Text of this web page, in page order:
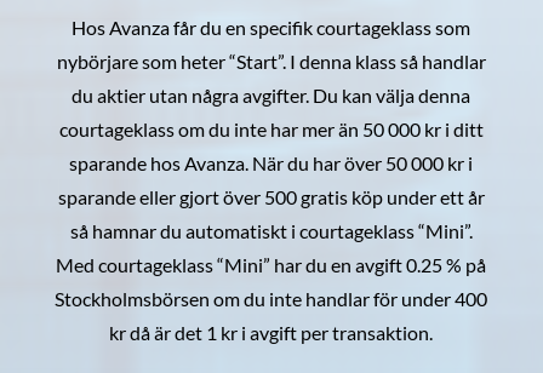
Hos Avanza får du en specifik courtageklass som
nybörjare som heter “Start”. I denna klass så handlar
du aktier utan några avgifter. Du kan välja denna
courtageklass om du inte har mer än 50 000 kr i ditt
sparande hos Avanza. När du har över 50 000 kr i
sparande eller gjort över 500 gratis köp under ett år
så hamnar du automatiskt i courtageklass “Mini”.
Med courtageklass “Mini” har du en avgift 0.25 % på
Stockholmsbörsen om du inte handlar för under 400
kr då är det 1 kr i avgift per transaktion.